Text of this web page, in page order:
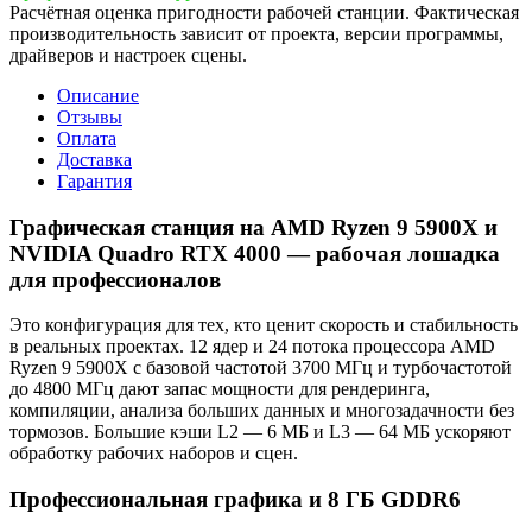
Расчётная оценка пригодности рабочей станции. Фактическая
производительность зависит от проекта, версии программы,
драйверов и настроек сцены.
Описание
Отзывы
Оплата
Доставка
Гарантия
Графическая станция на AMD Ryzen 9 5900X и
NVIDIA Quadro RTX 4000 — рабочая лошадка
для профессионалов
Это конфигурация для тех, кто ценит скорость и стабильность
в реальных проектах. 12 ядер и 24 потока процессора AMD
Ryzen 9 5900X с базовой частотой 3700 МГц и турбочастотой
до 4800 МГц дают запас мощности для рендеринга,
компиляции, анализа больших данных и многозадачности без
тормозов. Большие кэши L2 — 6 МБ и L3 — 64 МБ ускоряют
обработку рабочих наборов и сцен.
Профессиональная графика и 8 ГБ GDDR6